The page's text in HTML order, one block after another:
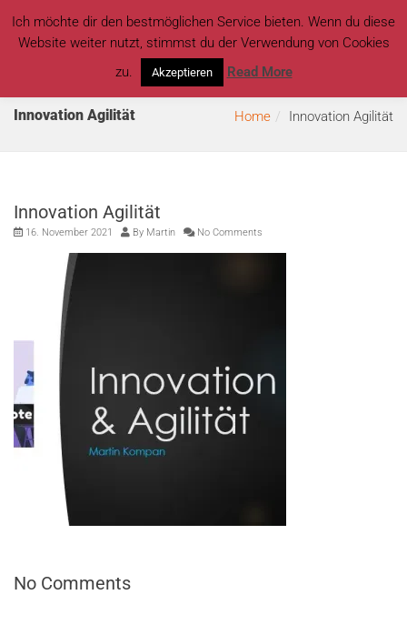
Innovation Agilität Home Innovation Agilität
Innovation Agilität
16. November 2021 By Martin No Comments
No Comments
Ich möchte dir den bestmöglichen Service bieten. Wenn du diese
Website weiter nutzt, stimmst du der Verwendung von Cookies
zu.
Akzeptieren Read More